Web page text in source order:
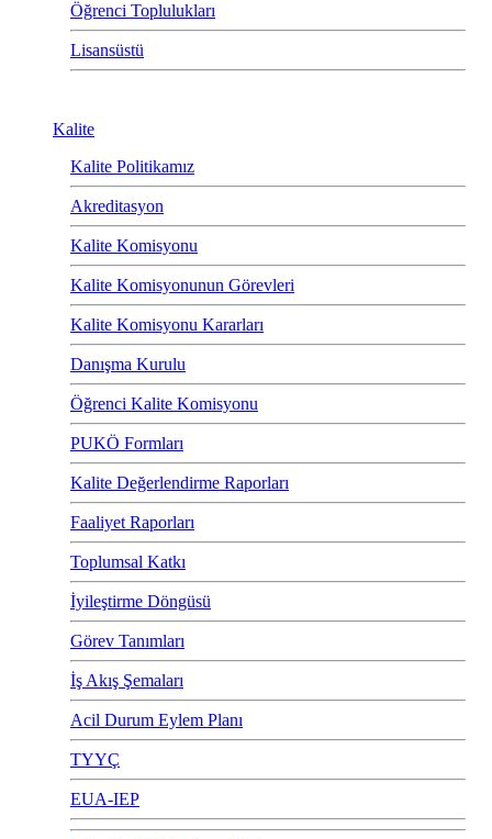
Öğrenci Toplulukları
Lisansüstü
Kalite
Kalite Politikamız
Akreditasyon
Kalite Komisyonu
Kalite Komisyonunun Görevleri
Kalite Komisyonu Kararları
Danışma Kurulu
Öğrenci Kalite Komisyonu
PUKÖ Formları
Kalite Değerlendirme Raporları
Faaliyet Raporları
Toplumsal Katkı
İyileştirme Döngüsü
Görev Tanımları
İş Akış Şemaları
Acil Durum Eylem Planı
TYYÇ
EUA-IEP